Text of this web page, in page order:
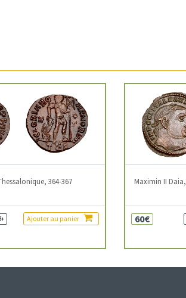
364-367
Ajouter au panier
Maximin II
60€